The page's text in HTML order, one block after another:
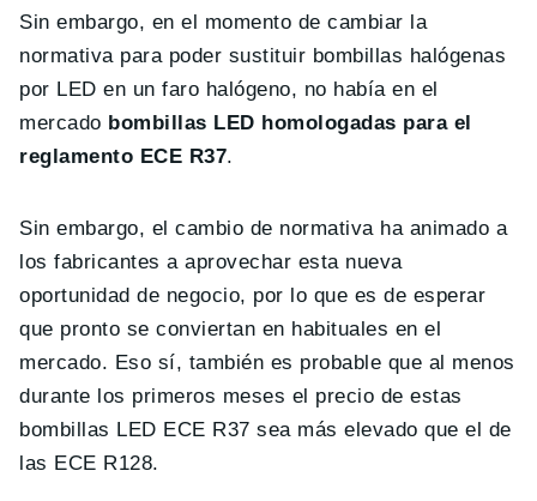
Sin embargo, en el momento de cambiar la
normativa para poder sustituir bombillas halógenas
por LED en un faro halógeno, no había en el
mercado bombillas LED homologadas para el
reglamento ECE R37.
Sin embargo, el cambio de normativa ha animado a
los fabricantes a aprovechar esta nueva
oportunidad de negocio, por lo que es de esperar
que pronto se conviertan en habituales en el
mercado. Eso sí, también es probable que al menos
durante los primeros meses el precio de estas
bombillas LED ECE R37 sea más elevado que el de
las ECE R128.